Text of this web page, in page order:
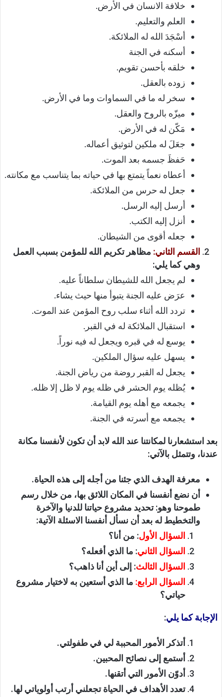
خلافة الانسان في الأرض.
العلم والتعليم.
أسْجَدَ الله له الملائكة.
أسكنه في الجنة
خلقه بأحسن تقويم.
زوده بالعقل.
سخر له ما في السماوات وما في الأرض.
ميزّه بالروح والعقل.
مَكّن له في الأرض.
جعَلَ له ملكين لتوثيق أعماله.
حَفظَ جسمه بعد الموت.
أعطاه نعماً يتمتع بها في حياته بما يتناسب مع مكانته.
جعل له حرس من الملائكة.
أرسل إليه الرسل.
أنزل إليه الكتب.
جعله أقوى من الشيطان.
القسم الثاني: مظاهر تكريم الله للمؤمن بسبب العمل
وهي كما يلي:
لم يجعل الله للشيطان سلطاناً عليه.
عرَض عليه الجنة يتبوأ منها حيث يشاء.
تردد الله أثناء سلب روح المؤمن عند الموت.
استقبال الملائكة له في القبر.
يوسع له في قبره ويجعل له فيه نوراً.
يسهل عليه سؤال الملكين.
يجعل له القبر روضة من رياض الجنة.
يُظله يوم الحشر في ظله يوم لا ظل إلا ظله.
يجمعه مع أهله يوم القيامة.
يجمعه مع أسرته في الجنة.
بعد استشعارنا لمكانتنا عند الله لابد أن تكون لأنفسنا مكانة
عندنا، وتتمثل بالآتي:
معرفة الهدف الذي جئنا من أجله إلى هذه الحياة.
أن نضع أنفسنا في المكان اللائق بها، من خلال رسم
طموحنا وهو: تحديد مشروع حياتنا للدنيا والآخرة
والتخطيط له بعد أن نسأل أنفسنا الاسئلة الآتية:
السؤال الأول: من أنا؟
السؤال الثاني: ما الذي أفعله؟
السؤال الثالث: إلى أين أنا ذاهب؟
السؤال الرابع: ما الذي أستعين به لاختيار مشروع
حياتي؟
الإجابة كما يلي:
أتذكر الأمور المحببة لي في طفولتي.
أستمع إلى نصائح المحبين.
أدوّن الأمور التي أتقنها.
تعدد الأهداف في الحياة تجعلني أرتب أولوياتي لها.